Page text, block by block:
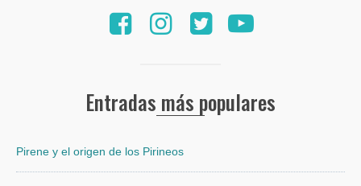
Entradas más populares
Pirene y el origen de los Pirineos